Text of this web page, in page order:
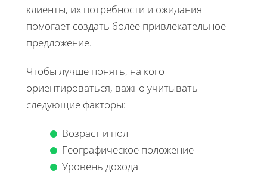
клиенты, их потребности и ожидания
помогает создать более привлекательное
предложение.
Чтобы лучше понять, на кого
ориентироваться, важно учитывать
следующие факторы:
Возраст и пол
Географическое положение
Уровень дохода